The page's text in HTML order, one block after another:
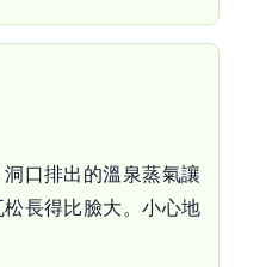
口排出的溫泉蒸氣讓
長得比臉大。小心地